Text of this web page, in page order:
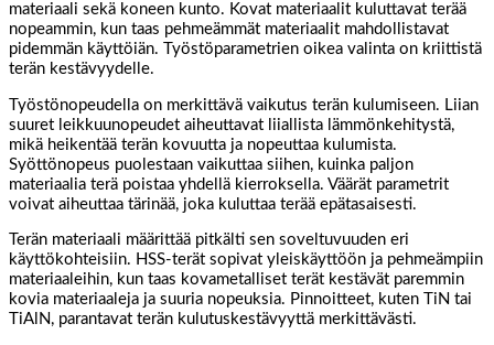
materiaali sekä koneen kunto. Kovat materiaalit kuluttavat terää
nopeammin, kun taas pehmeämmät materiaalit mahdollistavat
pidemmän käyttöiän. Työstöparametrien oikea valinta on kriittistä
terän kestävyydelle.
Työstönopeudella on merkittävä vaikutus terän kulumiseen. Liian
suuret leikkuunopeudet aiheuttavat liiallista lämmönkehitystä,
mikä heikentää terän kovuutta ja nopeuttaa kulumista.
Syöttönopeus puolestaan vaikuttaa siihen, kuinka paljon
materiaalia terä poistaa yhdellä kierroksella. Väärät parametrit
voivat aiheuttaa tärinää, joka kuluttaa terää epätasaisesti.
Terän materiaali määrittää pitkälti sen soveltuvuuden eri
käyttökohteisiin. HSS-terät sopivat yleiskäyttöön ja pehmeämpiin
materiaaleihin, kun taas kovametalliset terät kestävät paremmin
kovia materiaaleja ja suuria nopeuksia. Pinnoitteet, kuten TiN tai
TiAlN, parantavat terän kulutuskestävyyttä merkittävästi.